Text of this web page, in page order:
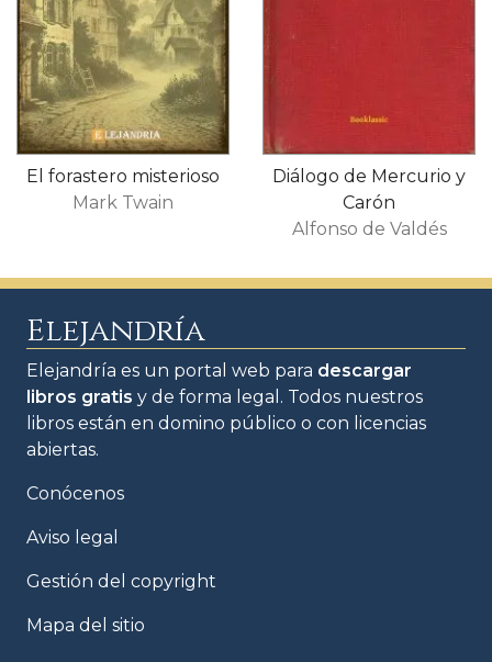
El forastero misterioso
Mark Twain
Diálogo de Mercurio y
Carón
Alfonso de Valdés
Elejandría
Elejandría es un portal web para descargar
libros gratis y de forma legal. Todos nuestros
libros están en domino público o con licencias
abiertas.
Conócenos
Aviso legal
Gestión del copyright
Mapa del sitio